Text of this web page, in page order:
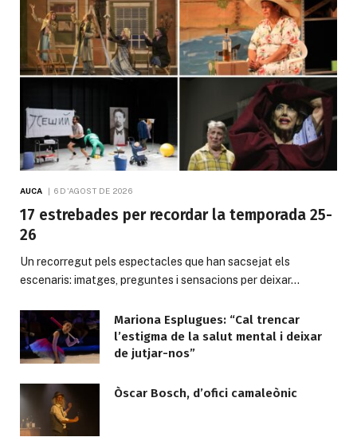
AUCA 6 D'AGOST DE 2026
17 estrebades per recordar la temporada 25-
26
Un recorregut pels espectacles que han sacsejat els
escenaris: imatges, preguntes i sensacions per deixar…
Mariona Esplugues: “Cal trencar
l’estigma de la salut mental i deixar
de jutjar-nos”
Òscar Bosch, d’ofici camaleònic